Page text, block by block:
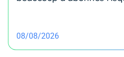
08/08/2026